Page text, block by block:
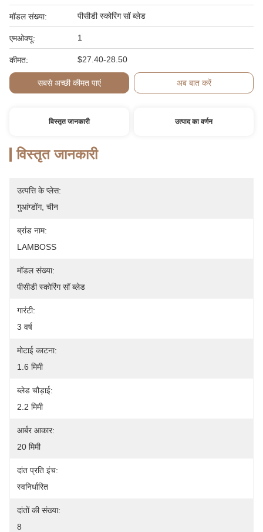
मॉडल संख्या: पीसीडी स्कोरिंग सॉ ब्लेड
एमओक्यू: 1
कीमत: $27.40-28.50
सबसे अच्छी कीमत पाएं अब बात करें
विस्तृत जानकारी उत्पाद का वर्णन
विस्तृत जानकारी
उत्पत्ति के प्लेस:
गुआंग्डोंग, चीन
ब्रांड नाम:
LAMBOSS
मॉडल संख्या:
पीसीडी स्कोरिंग सॉ ब्लेड
गारंटी:
3 वर्ष
मोटाई काटना:
1.6 मिमी
ब्लेड चौड़ाई:
2.2 मिमी
आर्बर आकार:
20 मिमी
दांत प्रति इंच:
स्वनिर्धारित
दांतों की संख्या:
8